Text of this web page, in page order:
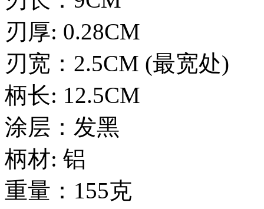
刃厚: 0.28CM
刃宽：2.5CM (最宽处)
柄长: 12.5CM
涂层：发黑
柄材: 铝
重量：155克